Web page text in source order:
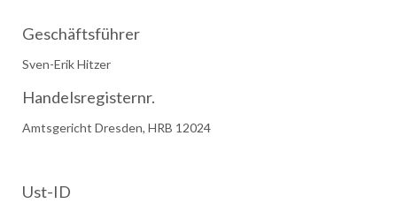
Geschäftsführer
Sven-Erik Hitzer
Handelsregisternr.
Amtsgericht Dresden, HRB 12024
Ust-ID